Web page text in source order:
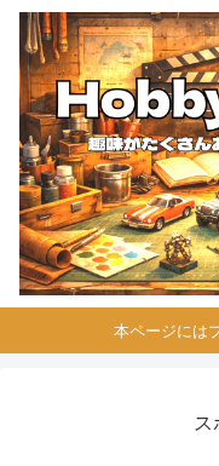
本ページには
ス